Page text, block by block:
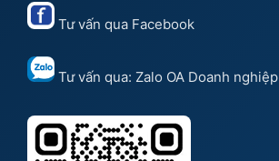
Tư vấn qua Facebook
Tư vấn qua: Zalo OA Doanh nghiệp